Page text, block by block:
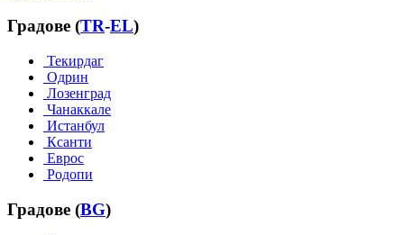
Градове (TR-EL)
Текирдаг
Одрин
Лозенград
Чанаккале
Истанбул
Ксанти
Еврос
Родопи
Градове (BG)